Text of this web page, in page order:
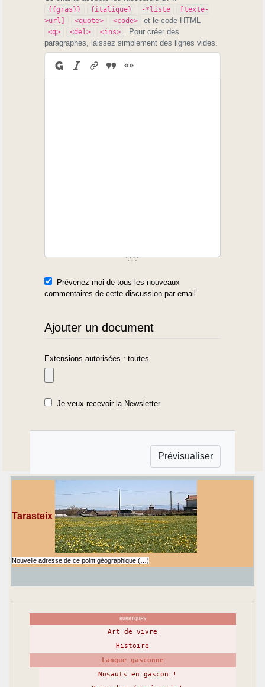
{{gras}} {italique} -*liste
[texte-
>url]
<quote> <code> et le code HTML
<q> <del> <ins>
. Pour créer des
paragraphes, laissez simplement des lignes vides.
Prévenez-moi de tous les nouveaux
commentaires de cette discussion par email
Ajouter un document
Extensions autorisées : toutes
Je veux recevoir la Newsletter
Tarasteix
Nouvelle adresse de ce point géographique (…)
RUBRIQUES
Art de vivre
Histoire
Langue gasconne
Nosauts en gascon !